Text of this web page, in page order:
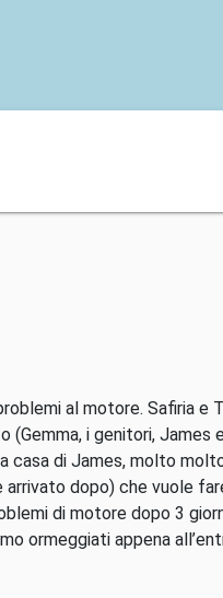
al motore. Safiria e
(Gemma, i genitori, James
casa di James, molto
dopo) che vuole
di motore dopo 3
ormeggiati appena